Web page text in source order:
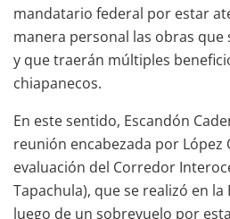
mandatario federal por estar
manera personal las obras que
y que traerán múltiples
chiapanecos.
En este sentido, Escandón
reunión encabezada por López
evaluación del Corredor
Tapachula), que se realizó en la
luego de un sobrevuelo por